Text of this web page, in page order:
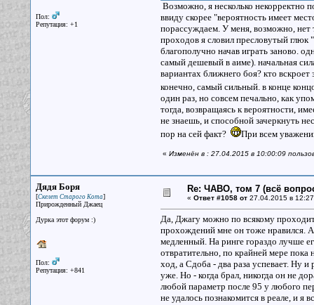
Пол:
Репутация: +1
Возможно, я несколько некорректно
ввиду скорее "вероятность имеет
порассуждаем. У меня, возможно, нет
проходов я словил пресловутый глюк
благополучно начав играть заново.
самый дешевый в аиме). начальная
вариантах ближнего боя? кто
конечно, самый сильный. в конце
один раз, но совсем печально, как
тогда, возвращаясь к вероятности,
не знаешь, и способной зачеркнуть
пор на сей факт?
При всем
« Изменён в : 27.04.2015 в 10:00:09
Дядя Боря
[Скелет Старого Кота]
Прирожденный Джаец
Дурка этот форум :)
Пол:
Репутация: +841
Re: ЧАВО, том 7 (всё
« Ответ #1058 от27.04.2015 в
Да, Джагу можно по всякому
прохождений мне он тоже нравился.
медленный. На ринге гораздо лучше
отвратительно, по крайней мере пока
ход, а Сдоба - два раза успевает. Ну
уже. Но - когда брал, никогда он не
любой параметр после 95 у любого
не удалось познакомится в реале, и я